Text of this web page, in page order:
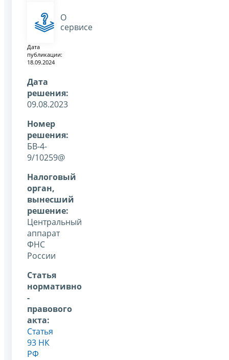
О
сервисе
Дата
публикации:
18.09.2024
Дата
решения:
09.08.2023
Номер
решения:
БВ-4-
9/10259@
Налоговый
орган,
вынесший
решение:
Центральный
аппарат
ФНС
России
Статья
нормативно
-
правового
акта:
Статья
93 НК
РФ